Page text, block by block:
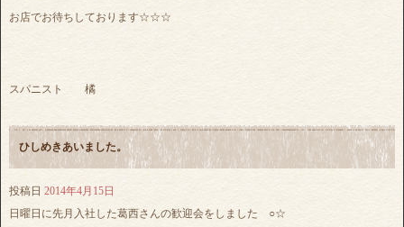
お店でお待ちしております☆☆☆
スパニスト 橘
ひしめきあいました。
投稿日 2014年4月15日
日曜日に先月入社した葛西さんの歓迎会をしました ○☆